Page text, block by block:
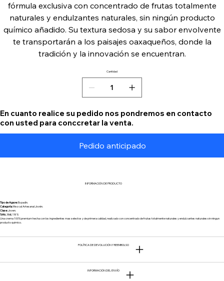
fórmula exclusiva con concentrado de frutas totalmente
naturales y endulzantes naturales, sin ningún producto
químico añadido. Su textura sedosa y su sabor envolvente
te transportarán a los paisajes oaxaqueños, donde la
tradición y la innovación se encuentran.
Cantidad
En cuanto realice su pedido nos pondremos en contacto
con usted para conccretar la venta.
Pedido anticipado
INFORMACIÓN DE PRODUCTO
Tipo de Agave:Espadín.
Categoría:Mezcal Artesanal Jovén.
Clase:Joven.
%Alc. Vol.:18%
Una crema 100% premium hecha con los ingredientes mas selectos y de primera calidad, realizado con concentrado de frutas totalmente naturales y endulzantes naturales sin ningun
producto quimico.
POLÍTICA DE DEVOLUCIÓN Y REEMBOLSO
INFORMACIÓN DEL ENVÍO